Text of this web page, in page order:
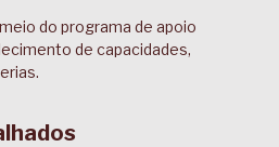
do programa de apoio
de capacidades,